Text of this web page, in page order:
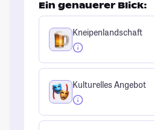
Ein genauerer Blick:
Kneipenlandschaft
Kulturelles Angebot